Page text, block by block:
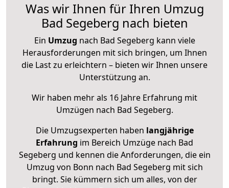
Was wir Ihnen für Ihren Umzug
Bad Segeberg nach bieten
Ein Umzug nach Bad Segeberg kann viele
Herausforderungen mit sich bringen, um Ihnen
die Last zu erleichtern – bieten wir Ihnen unsere
Unterstützung an.
Wir haben mehr als 16 Jahre Erfahrung mit
Umzügen nach Bad Segeberg.
Die Umzugsexperten haben langjährige
Erfahrung im Bereich Umzüge nach Bad
Segeberg und kennen die Anforderungen, die ein
Umzug von Bonn nach Bad Segeberg mit sich
bringt. Sie kümmern sich um alles, von der